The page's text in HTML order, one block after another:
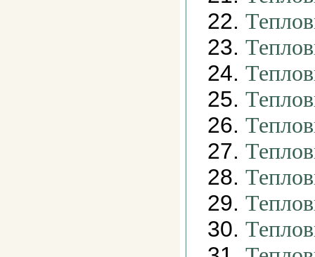
22.
23.
24.
25.
26.
27.
28.
29.
30.